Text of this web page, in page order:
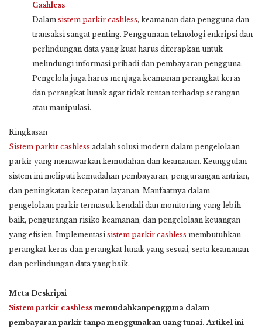
Cashless
Dalam sistem parkir cashless, keamanan data pengguna dan
transaksi sangat penting. Penggunaan teknologi enkripsi dan
perlindungan data yang kuat harus diterapkan untuk
melindungi informasi pribadi dan pembayaran pengguna.
Pengelola juga harus menjaga keamanan perangkat keras
dan perangkat lunak agar tidak rentan terhadap serangan
atau manipulasi.
Ringkasan
Sistem parkir cashless adalah solusi modern dalam pengelolaan
parkir yang menawarkan kemudahan dan keamanan. Keunggulan
sistem ini meliputi kemudahan pembayaran, pengurangan antrian,
dan peningkatan kecepatan layanan. Manfaatnya dalam
pengelolaan parkir termasuk kendali dan monitoring yang lebih
baik, pengurangan risiko keamanan, dan pengelolaan keuangan
yang efisien. Implementasisistem parkir cashless membutuhkan
perangkat keras dan perangkat lunak yang sesuai, serta keamanan
dan perlindungan data yang baik.
Meta Deskripsi
Sistem parkir cashless memudahkanpengguna dalam
pembayaran parkir tanpa menggunakan uang tunai. Artikel ini